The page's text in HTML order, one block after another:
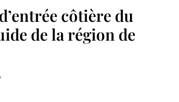
côtière du
de la région de